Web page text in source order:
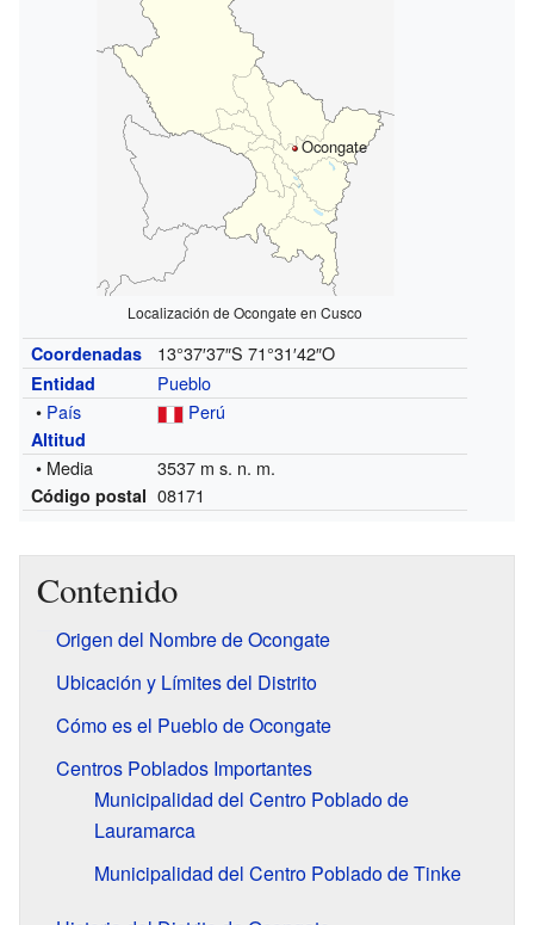
Ocongate
Localización de Ocongate en Cusco
Coordenadas 13°37′37″S 71°31′42″O
Entidad
Pueblo
• País Perú
Altitud
• Media 3537 m s. n. m.
Código postal 08171
Contenido
Origen del Nombre de Ocongate
Ubicación y Límites del Distrito
Cómo es el Pueblo de Ocongate
Centros Poblados Importantes
Municipalidad del Centro Poblado de
Lauramarca
Municipalidad del Centro Poblado de Tinke